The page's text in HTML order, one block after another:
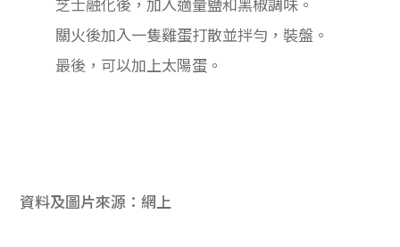
芝士融化後，加入適量鹽和黑椒調味。
關火後加入一隻雞蛋打散並拌勻，裝盤。
最後，可以加上太陽蛋。
資料及圖片來源：網上